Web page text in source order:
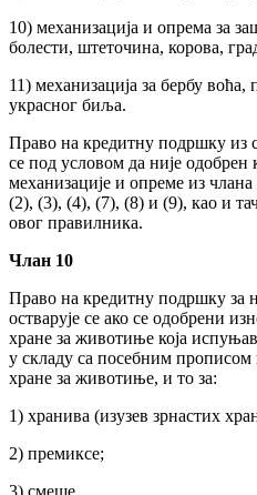
10) механизација и опрема за
болести, штеточина, корова,
11) механизација за бербу
украсног биља.
Право на кредитну подршку из
се под условом да није одобрен
механизације и опреме из
(2), (3), (4), (7), (8) и (9), као и
овог правилника.
Члан 10
Право на кредитну подршку за
остварује се ако се одобрени
хране за животиње која
у складу са посебним прописом
хране за животиње, и то за:
1) хранива (изузев зрнастих
2) премиксе;
3) смеше.